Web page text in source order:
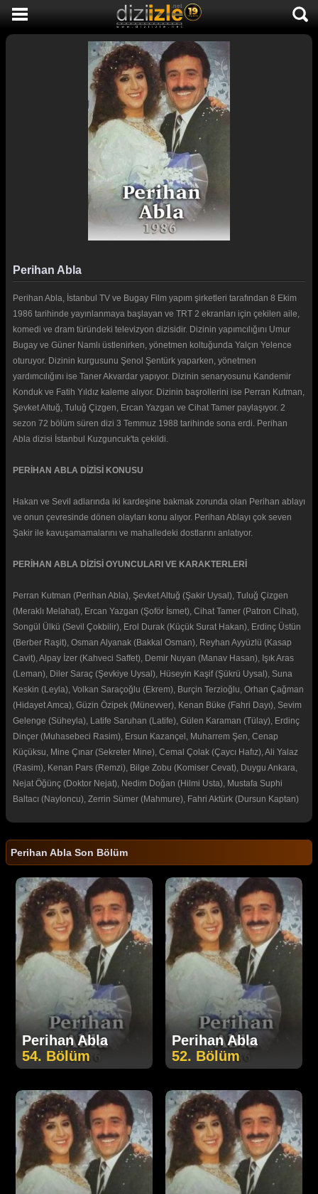
SON EKLENEN DİZİLER
GENÇLİK
DİZİ HABERLERİ
Perihan Abla
Perihan Abla, İstanbul TV ve Bugay Film yapım şirketleri tarafından 8 Ekim
1986 tarihinde yayınlanmaya başlayan ve TRT 2 ekranları için çekilen aile,
komedi ve dram türündeki televizyon dizisidir. Dizinin yapımcılığını Umur
Bugay ve Güner Namlı üstlenirken, yönetmen koltuğunda Yalçın Yelence
oturuyor. Dizinin kurgusunu Şenol Şentürk yaparken, yönetmen
yardımcılığını ise Taner Akvardar yapıyor. Dizinin senaryosunu Kandemir
Konduk ve Fatih Yıldız kaleme alıyor. Dizinin başrollerini ise Perran Kutman,
Şevket Altuğ, Tuluğ Çizgen, Ercan Yazgan ve Cihat Tamer paylaşıyor. 2
sezon 72 bölüm süren dizi 3 Temmuz 1988 tarihinde sona erdi. Perihan
Abla dizisi İstanbul Kuzguncuk'ta çekildi.
PERİHAN ABLA DİZİSİ KONUSU
Hakan ve Sevil adlarında iki kardeşine bakmak zorunda olan Perihan ablayı
ve onun çevresinde dönen olayları konu alıyor. Perihan Ablayı çok seven
Şakir ile kavuşamamalarını ve mahalledeki dostlarını anlatıyor.
PERİHAN ABLA DİZİSİ OYUNCULARI VE KARAKTERLERİ
Perran Kutman (Perihan Abla), Şevket Altuğ (Şakir Uysal), Tuluğ Çizgen
(Meraklı Melahat), Ercan Yazgan (Şoför İsmet), Cihat Tamer (Patron Cihat),
Songül Ülkü (Sevil Çokbilir), Erol Durak (Küçük Surat Hakan), Erdinç Üstün
(Berber Raşit), Osman Alyanak (Bakkal Osman), Reyhan Ayyüzlü (Kasap
Cavit), Alpay İzer (Kahveci Saffet), Demir Nuyan (Manav Hasan), Işık Aras
(Leman), Diler Saraç (Şevkiye Uysal), Hüseyin Kaşif (Şükrü Uysal), Suna
Keskin (Leyla), Volkan Saraçoğlu (Ekrem), Burçin Terzioğlu, Orhan Çağman
(Hidayet Amca), Güzin Özipek (Münevver), Kenan Büke (Fahri Dayı), Sevim
Gelenge (Süheyla), Latife Saruhan (Latife), Gülen Karaman (Tülay), Erdinç
Dinçer (Muhasebeci Rasim), Ersun Kazançel, Muharrem Şen, Cenap
Küçüksu, Mine Çınar (Sekreter Mine), Cemal Çolak (Çaycı Hafız), Ali Yalaz
(Rasim), Kenan Pars (Remzi), Bilge Zobu (Komiser Cevat), Duygu Ankara,
Nejat Öğünç (Doktor Nejat), Nedim Doğan (Hilmi Usta), Mustafa Suphi
Baltacı (Nayloncu), Zerrin Sümer (Mahmure), Fahri Aktürk (Dursun Kaptan)
Perihan Abla Son Bölüm
Perihan Abla
54. Bölüm
Perihan Abla
52. Bölüm